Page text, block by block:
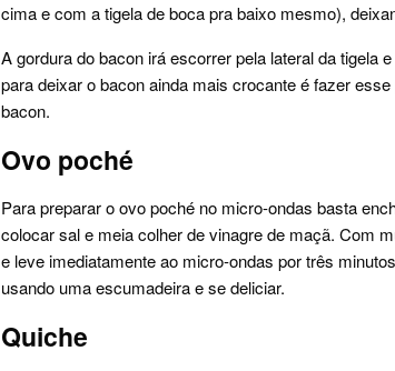
cima e com a tigela de boca pra baixo mesmo),
A gordura do bacon irá escorrer pela lateral da tigela
para deixar o bacon ainda mais crocante é fazer
bacon.
Ovo poché
Para preparar o ovo poché no micro-ondas basta
colocar sal e meia colher de vinagre de maçã. Com
e leve imediatamente ao micro-ondas por três
usando uma escumadeira e se deliciar.
Quiche